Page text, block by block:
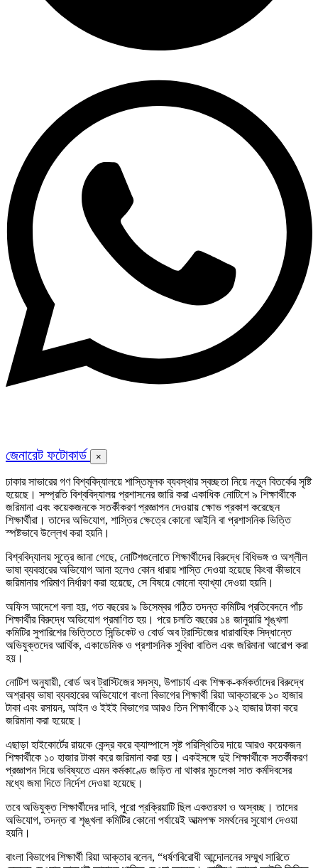
জেনারেট ফটোকার্ড ×
ঢাকার সাভারের গণ বিশ্ববিদ্যালয়ে শাস্তিমূলক ব্যবস্থার স্বচ্ছতা নিয়ে নতুন বিতর্কের সৃষ্টি
হয়েছে। সম্প্রতি বিশ্ববিদ্যালয় প্রশাসনের জারি করা একাধিক নোটিশে ৯ শিক্ষার্থীকে
জরিমানা এবং কয়েকজনকে সতর্কীকরণ প্রজ্ঞাপন দেওয়ায় ক্ষোভ প্রকাশ করেছেন
শিক্ষার্থীরা। তাদের অভিযোগ, শাস্তির ক্ষেত্রে কোনো আইনি বা প্রশাসনিক ভিত্তি
স্পষ্টভাবে উল্লেখ করা হয়নি।
বিশ্ববিদ্যালয় সূত্রে জানা গেছে, নোটিশগুলোতে শিক্ষার্থীদের বিরুদ্ধে বিধিভঙ্গ ও অশ্লীল
ভাষা ব্যবহারের অভিযোগ আনা হলেও কোন ধারায় শাস্তি দেওয়া হয়েছে কিংবা কীভাবে
জরিমানার পরিমাণ নির্ধারণ করা হয়েছে, সে বিষয়ে কোনো ব্যাখ্যা দেওয়া হয়নি।
অফিস আদেশে বলা হয়, গত বছরের ৯ ডিসেম্বর গঠিত তদন্ত কমিটির প্রতিবেদনে পাঁচ
শিক্ষার্থীর বিরুদ্ধে অভিযোগ প্রমাণিত হয়। পরে চলতি বছরের ১৪ জানুয়ারি শৃঙ্খলা
কমিটির সুপারিশের ভিত্তিতে সিন্ডিকেট ও বোর্ড অব ট্রাস্টিজের ধারাবাহিক সিদ্ধান্তে
অভিযুক্তদের আর্থিক, একাডেমিক ও প্রশাসনিক সুবিধা বাতিল এবং জরিমানা আরোপ করা
হয়।
নোটিশ অনুযায়ী, বোর্ড অব ট্রাস্টিজের সদস্য, উপাচার্য এবং শিক্ষক-কর্মকর্তাদের বিরুদ্ধে
অশ্রাব্য ভাষা ব্যবহারের অভিযোগে বাংলা বিভাগের শিক্ষার্থী রিয়া আক্তারকে ১০ হাজার
টাকা এবং রসায়ন, আইন ও ইইই বিভাগের আরও তিন শিক্ষার্থীকে ১২ হাজার টাকা করে
জরিমানা করা হয়েছে।
এছাড়া হাইকোর্টের রায়কে কেন্দ্র করে ক্যাম্পাসে সৃষ্ট পরিস্থিতির দায়ে আরও কয়েকজন
শিক্ষার্থীকে ১০ হাজার টাকা করে জরিমানা করা হয়। একইসঙ্গে দুই শিক্ষার্থীকে সতর্কীকরণ
প্রজ্ঞাপন দিয়ে ভবিষ্যতে এমন কর্মকাণ্ডে জড়িত না থাকার মুচলেকা সাত কর্মদিবসের
মধ্যে জমা দিতে নির্দেশ দেওয়া হয়েছে।
তবে অভিযুক্ত শিক্ষার্থীদের দাবি, পুরো প্রক্রিয়াটি ছিল একতরফা ও অস্বচ্ছ। তাদের
অভিযোগ, তদন্ত বা শৃঙ্খলা কমিটির কোনো পর্যায়েই আত্মপক্ষ সমর্থনের সুযোগ দেওয়া
হয়নি।
বাংলা বিভাগের শিক্ষার্থী রিয়া আক্তার বলেন, “ধর্ষণবিরোধী আন্দোলনের সম্মুখ সারিতে